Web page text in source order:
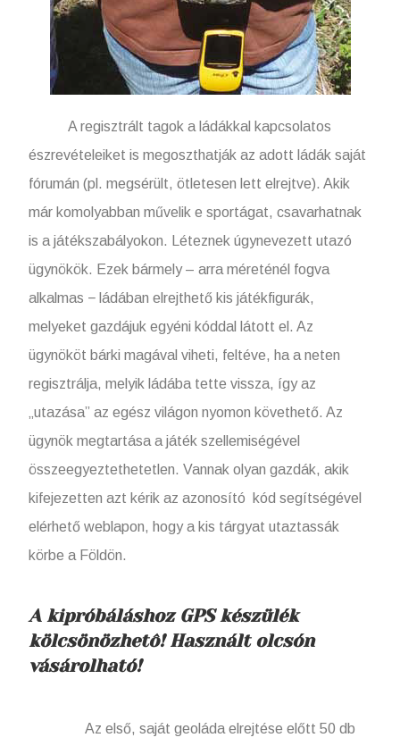
A regisztrált tagok a ládákkal kapcsolatos
észrevételeiket is megoszthatják az adott ládák saját
fórumán (pl. megsérült, ötletesen lett elrejtve). Akik
már komolyabban művelik e sportágat, csavarhatnak
is a játékszabályokon. Léteznek úgynevezett utazó
ügynökök. Ezek bármely – arra méreténél fogva
alkalmas − ládában elrejthető kis játékfigurák,
melyeket gazdájuk egyéni kóddal látott el. Az
ügynököt bárki magával viheti, feltéve, ha a neten
regisztrálja, melyik ládába tette vissza, így az
„utazása” az egész világon nyomon követhető. Az
ügynök megtartása a játék szellemiségével
összeegyeztethetetlen. Vannak olyan gazdák, akik
kifejezetten azt kérik az azonosító kód segítségével
elérhető weblapon, hogy a kis tárgyat utaztassák
körbe a Földön.
A kipróbáláshoz GPS készülék
kölcsönözhetô! Használt olcsón
vásárolható!
Az első, saját geoláda elrejtése előtt 50 db